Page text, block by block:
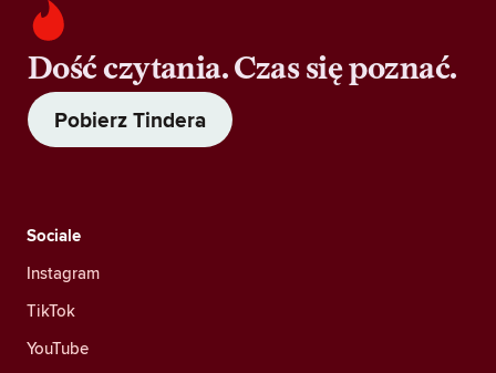
Dość czytania. Czas się poznać.
Pobierz Tindera
Sociale
Instagram
TikTok
YouTube